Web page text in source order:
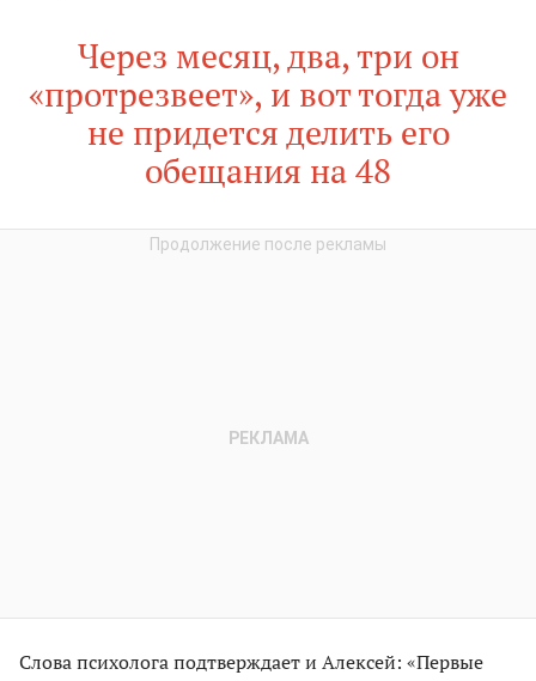
Через месяц, два, три он
«протрезвеет», и вот тогда уже
не придется делить его
обещания на 48
Слова психолога подтверждает и Алексей: «Первые